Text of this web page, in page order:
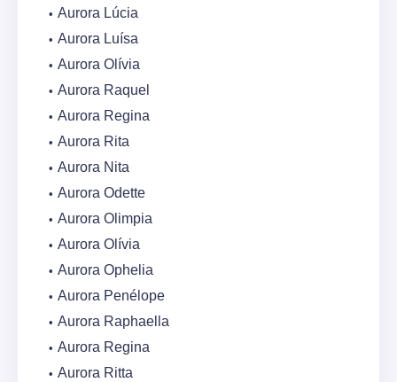
Aurora Lúcia
Aurora Luísa
Aurora Olívia
Aurora Raquel
Aurora Regina
Aurora Rita
Aurora Nita
Aurora Odette
Aurora Olimpia
Aurora Olívia
Aurora Ophelia
Aurora Penélope
Aurora Raphaella
Aurora Regina
Aurora Ritta